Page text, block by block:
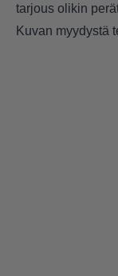
tarjous olikin
Kuvan myydystä